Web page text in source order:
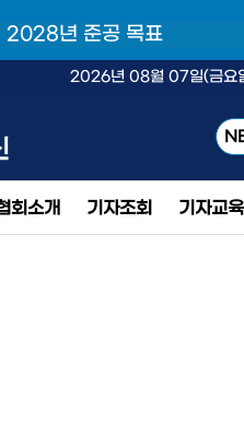
2028년 준공 목표
2026년 08월 07일(금요
회소개 기자조회 기자교